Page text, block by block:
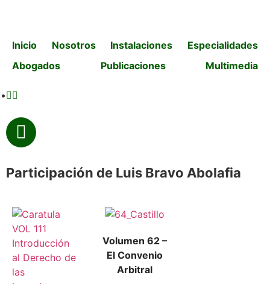
Inicio Nosotros Instalaciones
Especialidades
Abogados
Publicaciones Multimedia
Participación de Luis Bravo Abolafia
Volumen 62 –
El Convenio
Arbitral